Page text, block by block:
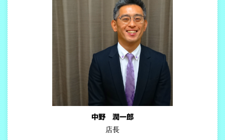
中野 潤一郎
店長